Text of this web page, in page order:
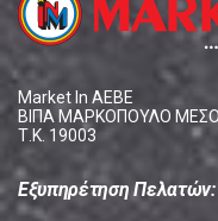
Market In ΑΕΒΕ
ΒΙΠΑ ΜΑΡΚΟΠΟΥΛΟ
Τ.Κ. 19003
Εξυπηρέτηση Πελατών: